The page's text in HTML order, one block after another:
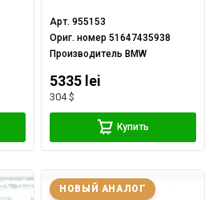
Арт.955153
Ориг. номер51647435938
Производитель BMW
5335 lei
304 $
Купить
НОВЫЙ АНАЛОГ